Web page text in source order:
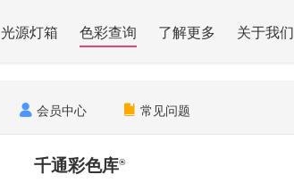
光源灯箱 色彩查询 了解更多 关于我们
会员中心 常见问题
千通彩色库®